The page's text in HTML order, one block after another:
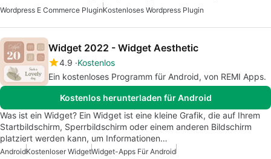
Wordpress E Commerce PluginKostenloses Wordpress Plugin
Widget 2022 - Widget Aesthetic
4.9 Kostenlos
Ein kostenloses Programm für Android, von REMI Apps.
Kostenlos herunterladen für Android
Was ist ein Widget? Ein Widget ist eine kleine Grafik, die auf Ihrem
Startbildschirm, Sperrbildschirm oder einem anderen Bildschirm
platziert werden kann, um Informationen…
AndroidKostenloser WidgetWidget-Apps Für Android